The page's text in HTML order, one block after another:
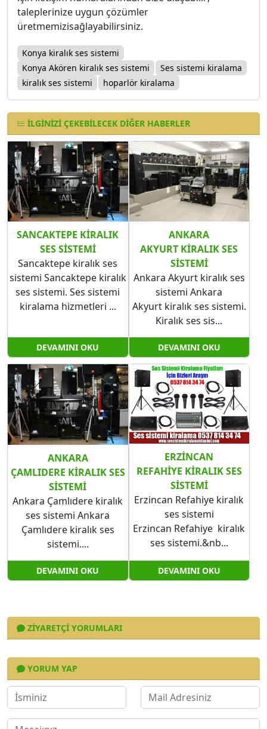
taleplerinize uygun çözümler
üretmemizisağlayabilirsiniz.
Konya kiralık ses sistemi
Konya Akören kiralık ses sistemi
Ses sistemi kiralama
kiralık ses sistemi
hoparlör kiralama
İLGINIZI ÇEKEBILECEK DIĞER HABERLER
SANCAKTEPE KIRALIK
SES SISTEMI
Sancaktepe kiralık ses
sistemi Sancaktepe kiralık
ses sistemi. Ses sistemi
kiralama hizmetleri ...
DEVAMINI OKU
ANKARA
AKYURT KIRALIK SES
SISTEMI
Ankara Akyurt kiralık ses
sistemi Ankara
Akyurt kiralık ses sistemi.
Kiralık ses sis...
DEVAMINI OKU
ANKARA
ÇAMLIDERE KIRALIK SES
SISTEMI
Ankara Çamlıdere kiralık
ses sistemi Ankara
Çamlıdere kiralık ses
sistemi....
DEVAMINI OKU
ERZINCAN
REFAHIYE KIRALIK SES
SISTEMI
Erzincan Refahiye kiralık
ses sistemi
Erzincan Refahiye kiralık
ses sistemi.&nb...
DEVAMINI OKU
ZIYARETÇI YORUMLARI
YORUM YAP